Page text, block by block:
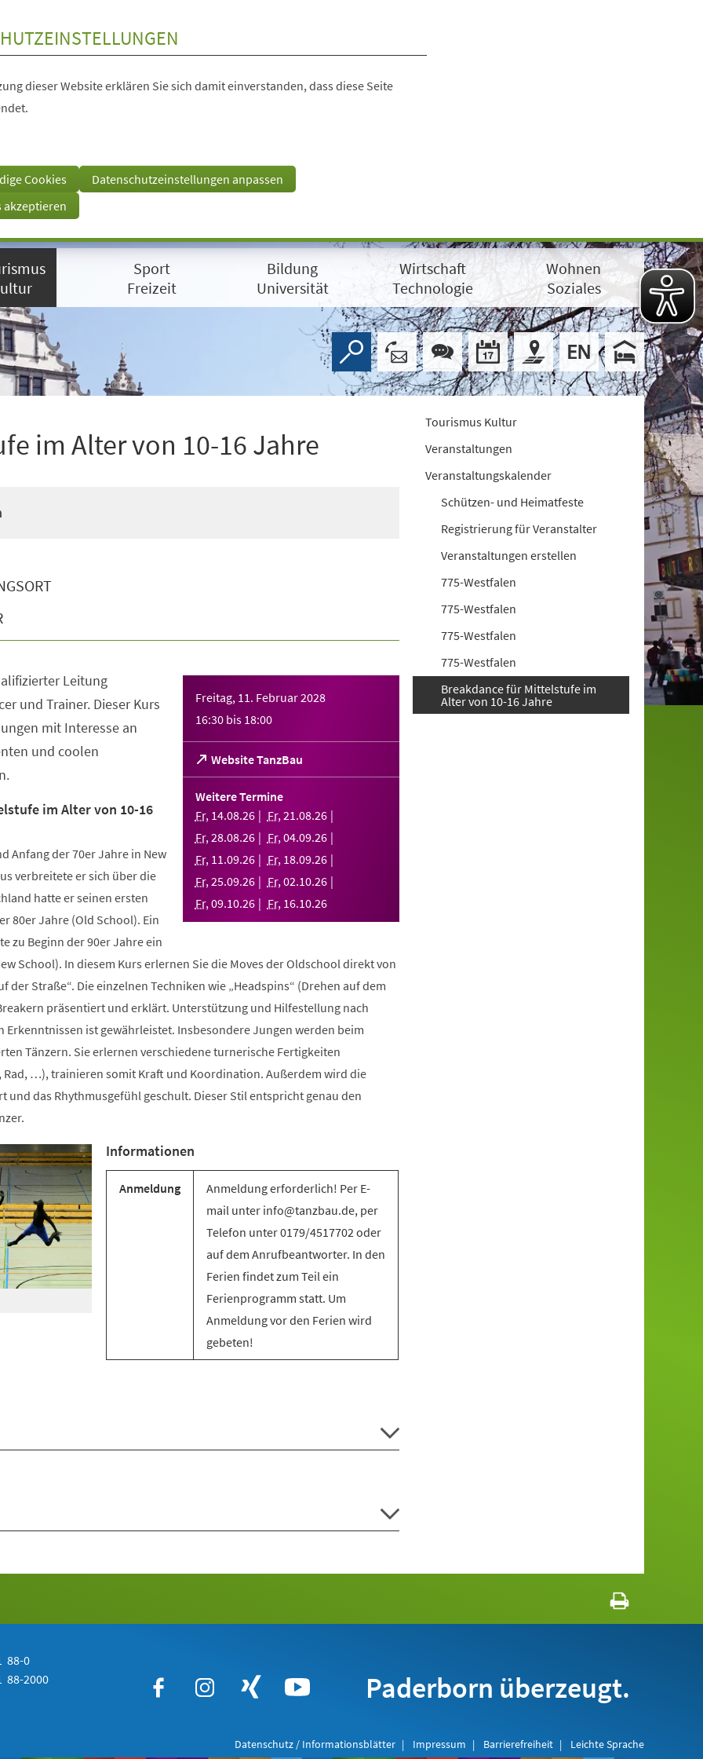
dieser Website erklären Sie sich damit einverstanden, dass diese Seite
Cookies
Datenschutzeinstellungen anpassen
akzeptieren
Sport
Freizeit
Bildung
Universität
Wirtschaft
Technologie
Wohnen
Soziales
im Alter von 10-16 Jahre
Freitag, 11. Februar 2028
16:30 bis 18:00
Website TanzBau
(Öffnet
in
einem
Tab)
Weitere Termine
Fr, 14.08.26 Fr,21.08.26
Fr,28.08.26 Fr,04.09.26
Fr, 11.09.26 Fr, 18.09.26
Fr,25.09.26 Fr,02.10.26
Fr,09.10.26 Fr, 16.10.26
Leitung
und Trainer. Dieser Kurs
mit Interesse an
und coolen
im Alter von 10-16
Anfang der 70er Jahre in New
verbreitete er sich über die
hatte er seinen ersten
80er Jahre (Old School). Ein
zu Beginn der 90er Jahre ein
School). In diesem Kurs erlernen Sie die Moves der Oldschool direkt von
der Straße“. Die einzelnen Techniken wie „Headspins“ (Drehen auf dem
präsentiert und erklärt. Unterstützung und Hilfestellung nach
ist gewährleistet. Insbesondere Jungen werden beim
Tänzern. Sie erlernen verschiedene turnerische Fertigkeiten
Rad, …), trainieren somit Kraft und Koordination. Außerdem wird die
und das Rhythmusgefühl geschult. Dieser Stil entspricht genau den
Informationen
Anmeldung
Anmeldung erforderlich! Per E-
mail unter info@tanzbau.de, per
Telefon unter 0179/4517702 oder
auf dem Anrufbeantworter. In den
Ferien findet zum Teil ein
Ferienprogramm statt. Um
Anmeldung vor den Ferien wird
gebeten!
Tourismus Kultur
Veranstaltungen
Veranstaltungskalender
Schützen- und Heimatfeste
Registrierung für Veranstalter
Veranstaltungen erstellen
775-Westfalen
775-Westfalen
775-Westfalen
775-Westfalen
Breakdance für Mittelstufe im
Alter von 10-16 Jahre
88-0
88-2000 Paderborn überzeugt.
Datenschutz / Informationsblätter Impressum Barrierefreiheit Leichte Sprache